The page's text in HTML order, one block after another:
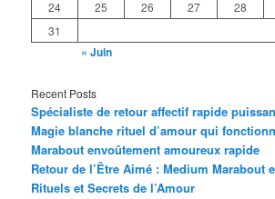
24
25 26 27 28
31
« Juin
Recent Posts
Spécialiste de retour affectif rapide
Magie blanche rituel d’amour qui
Marabout envoûtement amoureux rapide
Retour de l’Être Aimé : Medium Marabout
Rituels et Secrets de l’Amour